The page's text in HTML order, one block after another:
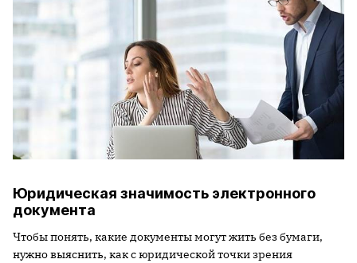
Юридическая значимость электронного
документа
Чтобы понять, какие документы могут жить без бумаги,
нужно выяснить, как с юридической точки зрения